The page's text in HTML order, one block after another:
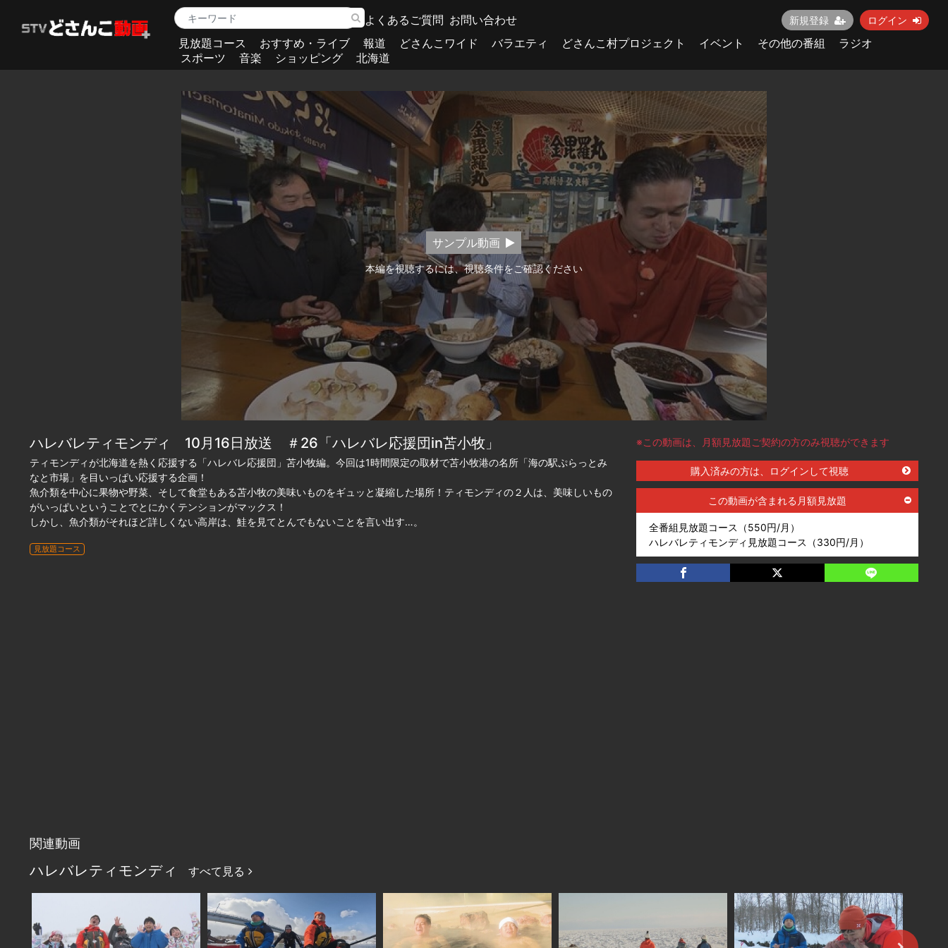
よくあるご質問 お問い合わせ 新規登録 ログイン
見放題コース おすすめ・ライブ 報道 どさんこワイド バラエティ どさんこ村プロジェクト イベント その他の番組
ラジオ
スポーツ
音楽 ショッピング 北海道
サンプル動画
本編を視聴するには、視聴条件をご確認ください
ハレバレティモンディ 10月16日放送 ＃26「ハレバレ応援団in苫小牧」
ティモンディが北海道を熱く応援する「ハレバレ応援団」苫小牧編。今回は1時間限定の取材で苫小牧港の名所「海の駅ぷらっとみ
なと市場」を目いっぱい応援する企画！
魚介類を中心に果物や野菜、そして食堂もある苫小牧の美味いものをギュッと凝縮した場所！ティモンディの２人は、美味しいもの
がいっぱいということでとにかくテンションがマックス！
しかし、魚介類がそれほど詳しくない高岸は、鮭を見てとんでもないことを言い出す…。
見放題コース
※この動画は、月額見放題ご契約の方のみ視聴ができます
購入済みの方は、ログインして視聴
この動画が含まれる月額見放題
全番組見放題コース（550円/月）
ハレバレティモンディ見放題コース（330円/月）
関連動画
ハレバレティモンディ すべて見る